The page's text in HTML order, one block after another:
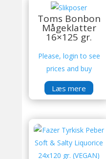
Toms Bonbon
Mågeklatter
16×125 gr.
Please, login to see
prices and buy
Læs mere